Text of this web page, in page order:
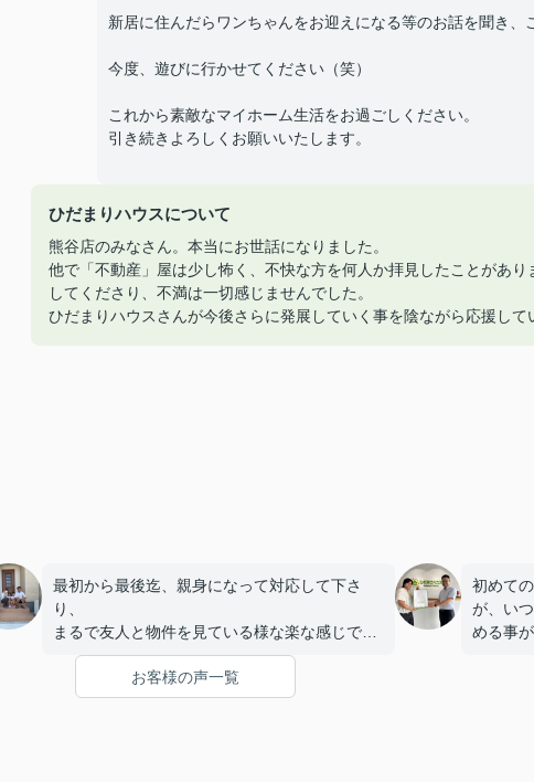
新居に住んだらワンちゃんをお迎えになる等のお話を聞き、
今度、遊びに行かせてください（笑）
これから素敵なマイホーム生活をお過ごしください。
引き続きよろしくお願いいたします。
ひだまりハウスについて
熊谷店のみなさん。本当にお世話になりました。
他で「不動産」屋は少し怖く、不快な方を何人か拝見したことがあり
してくださり、不満は一切感じませんでした。
ひだまりハウスさんが今後さらに発展していく事を陰ながら応援して
最初から最後迄、親身になって対応して下さ
り、
まるで友人と物件を見ている様な楽な感じで過
ごすことができました。
初めて
が、い
める事
お客様の声一覧